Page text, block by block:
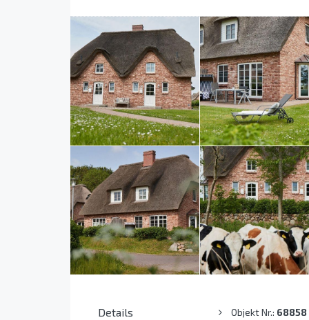
Details Objekt Nr.: 68858